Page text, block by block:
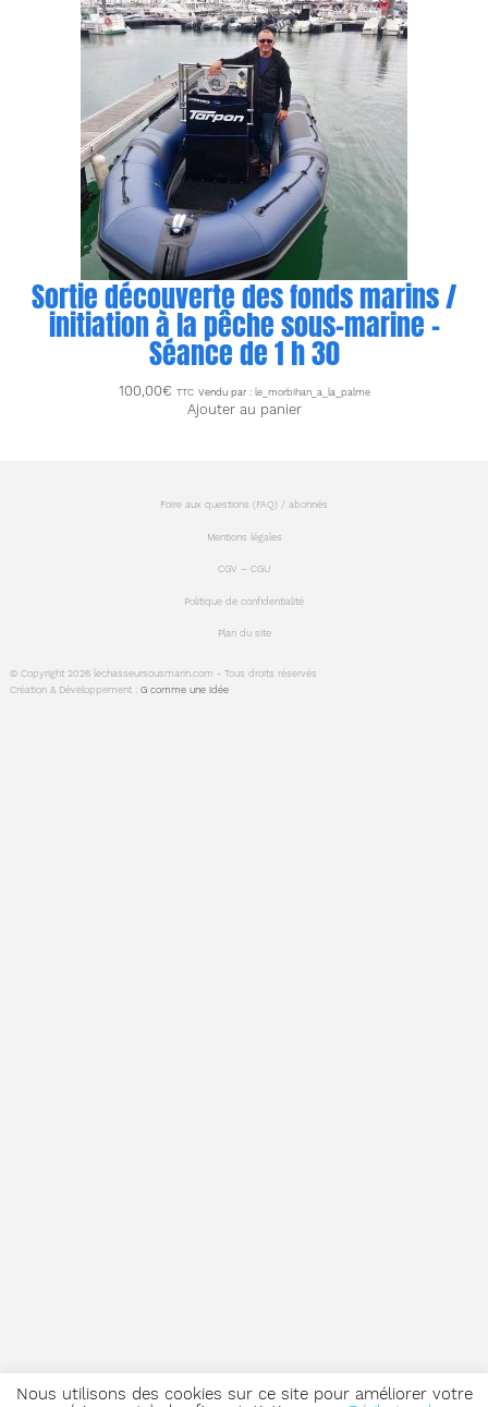
Sortie découverte des fonds marins /
initiation à la pêche sous-marine –
Séance de 1 h 30
100,00€ TTC Vendu par : le_morbihan_a_la_palme
Ajouter au panier
© Copyright 2026 lechasseursousmarin.com - Tous droits réservés
Création & Développement :G comme une idée
Foire aux questions (FAQ) / abonnés
Mentions légales
CGV – CGU
Politique de confidentialité
Plan du site
Nous utilisons des cookies sur ce site pour améliorer votre